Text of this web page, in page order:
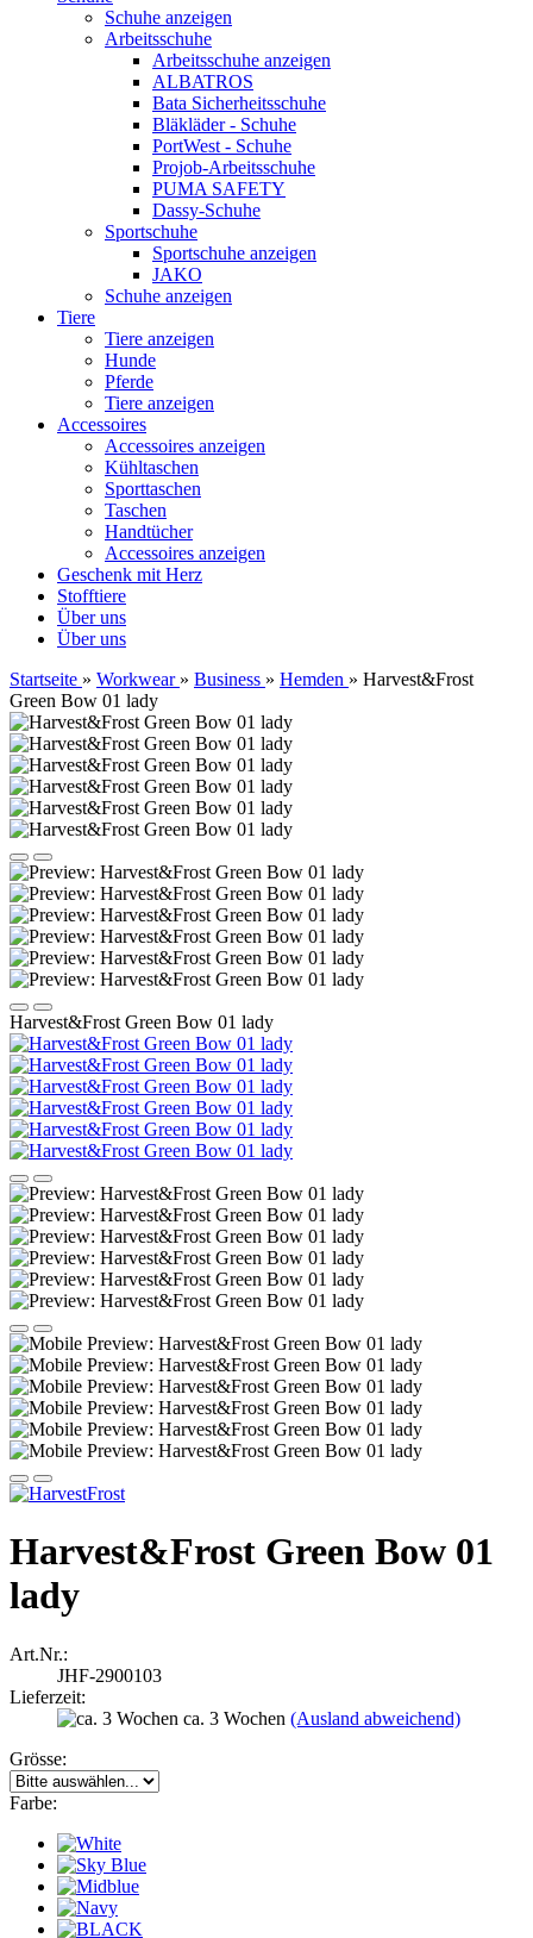
Schuhe anzeigen
Arbeitsschuhe
Arbeitsschuhe anzeigen
ALBATROS
Bata Sicherheitsschuhe
Bläkläder - Schuhe
PortWest - Schuhe
Projob-Arbeitsschuhe
PUMA SAFETY
Dassy-Schuhe
Sportschuhe
Sportschuhe anzeigen
JAKO
Schuhe anzeigen
Tiere
Tiere anzeigen
Hunde
Pferde
Tiere anzeigen
Accessoires
Accessoires anzeigen
Kühltaschen
Sporttaschen
Taschen
Handtücher
Accessoires anzeigen
Geschenk mit Herz
Stofftiere
Über uns
Über uns
Startseite » Workwear » Business » Hemden » Harvest&Frost
Green Bow 01 lady
Harvest&Frost Green Bow 01 lady
Harvest&Frost Green Bow 01
lady
Art.Nr.:
JHF-2900103
Lieferzeit:
ca. 3 Wochen (Ausland abweichend)
Grösse:
Farbe: